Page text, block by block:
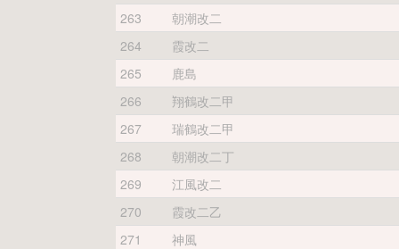
263
朝潮改二
264
霞改二
265
鹿島
266
翔鶴改二甲
267
瑞鶴改二甲
268
朝潮改二丁
269
江風改二
270
霞改二乙
271
神風